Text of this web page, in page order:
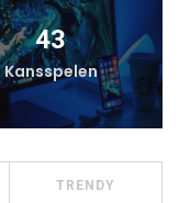
43
Kansspelen
TRENDY